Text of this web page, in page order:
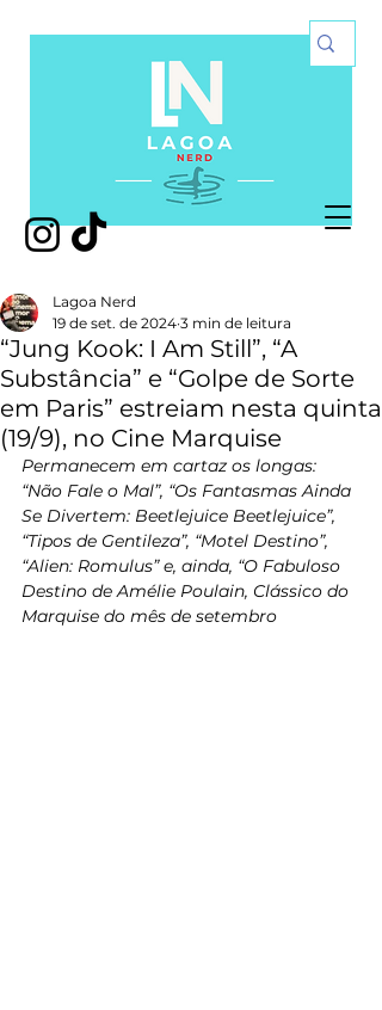
“Jung Kook: I Am Still”, “A
Substância” e “Golpe de Sorte
em Paris” estreiam nesta quinta
(19/9), no Cine Marquise
Lagoa Nerd
19 de set. de 2024 3 min de leitura
Permanecem em cartaz os longas:
“Não Fale o Mal”, “Os Fantasmas Ainda
Se Divertem: Beetlejuice Beetlejuice”,
“Tipos de Gentileza”, “Motel Destino”,
“Alien: Romulus” e, ainda, “O Fabuloso
Destino de Amélie Poulain, Clássico do
Marquise do mês de setembro